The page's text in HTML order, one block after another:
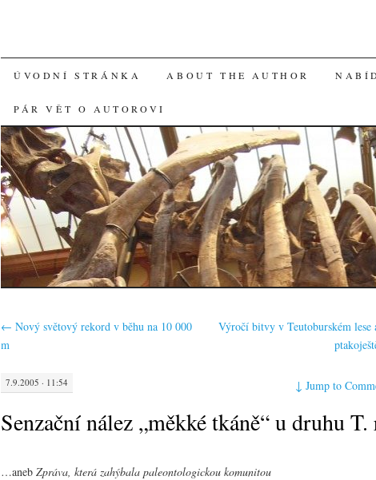
SKIP
TO
CONTENT
ÚVODNÍ STRÁNKA ABOUT THE AUTHOR
PÁR VĚT O AUTOROVI
← Nový světový rekord v běhu na 10 000
m
Výročí bitvy v Teutoburském lese
7.9.2005 · 11:54 ↓Jump to
Senzační nález „měkké tkáně“ u druhu T.
…aneb Zpráva, která zahýbala paleontologickou komunitou